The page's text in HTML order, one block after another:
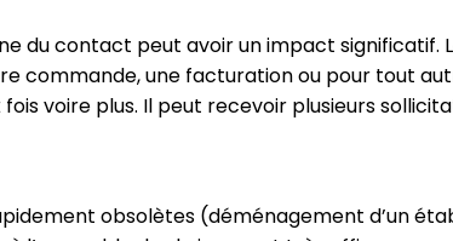
du contact peut avoir un impact significatif.
commande, une facturation ou pour tout
voire plus. Il peut recevoir plusieurs
obsolètes (déménagement d’un